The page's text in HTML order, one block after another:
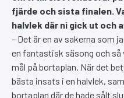
fjärde och sista finalen.
halvlek där ni gick ut och
– Det är en av sakerna som
en fantastisk säsong och så
mål på bortaplan. När det
bästa insats i en halvlek,
bortaplan där de hade sålt